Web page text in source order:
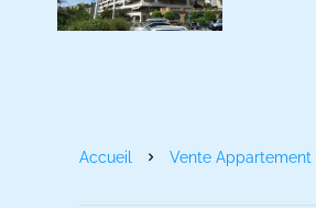
Accueil Vente Appartement